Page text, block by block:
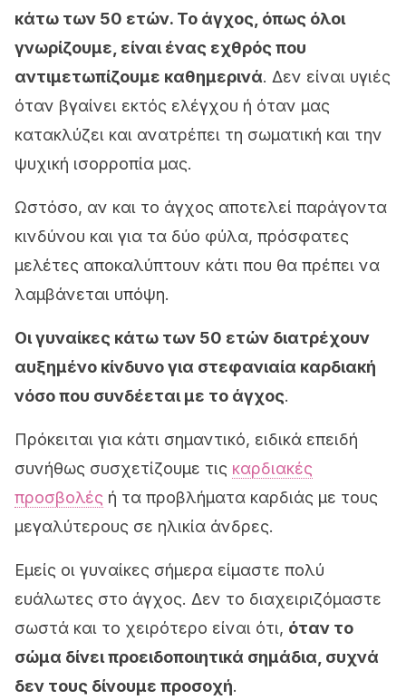
κάτω των 50 ετών. Το άγχος, όπως όλοι
γνωρίζουμε, είναι ένας εχθρός που
αντιμετωπίζουμε καθημερινά. Δεν είναι υγιές
όταν βγαίνει εκτός ελέγχου ή όταν μας
κατακλύζει και ανατρέπει τη σωματική και την
ψυχική ισορροπία μας.
Ωστόσο, αν και το άγχος αποτελεί παράγοντα
κινδύνου και για τα δύο φύλα, πρόσφατες
μελέτες αποκαλύπτουν κάτι που θα πρέπει να
λαμβάνεται υπόψη.
Οι γυναίκες κάτω των 50 ετών διατρέχουν
αυξημένο κίνδυνο για στεφανιαία καρδιακή
νόσο που συνδέεται με το άγχος.
Πρόκειται για κάτι σημαντικό, ειδικά επειδή
συνήθως συσχετίζουμε τις καρδιακές
προσβολές ή τα προβλήματα καρδιάς με τους
μεγαλύτερους σε ηλικία άνδρες.
Εμείς οι γυναίκες σήμερα είμαστε πολύ
ευάλωτες στο άγχος. Δεν το διαχειριζόμαστε
σωστά και το χειρότερο είναι ότι, όταν το
σώμα δίνει προειδοποιητικά σημάδια, συχνά
δεν τους δίνουμε προσοχή.